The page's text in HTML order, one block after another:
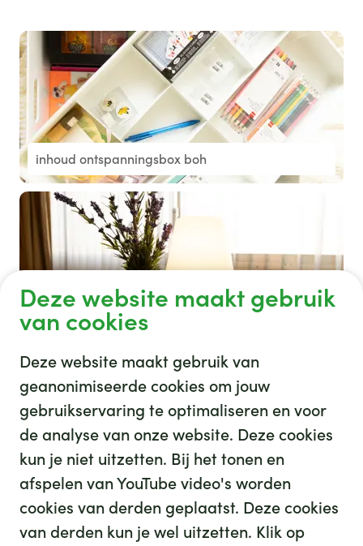
inhoud ontspanningsbox boh
lampje plantje boh
Afgeronde projecten
Deze website maakt gebruik
van cookies
Deze website maakt gebruik van
geanonimiseerde cookies om jouw
gebruikservaring te optimaliseren en voor
de analyse van onze website. Deze cookies
kun je niet uitzetten. Bij het tonen en
afspelen van YouTube video's worden
cookies van derden geplaatst. Deze cookies
van derden kun je wel uitzetten. Klik op